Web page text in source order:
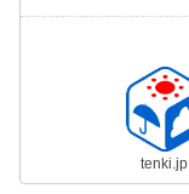
tenki.jp